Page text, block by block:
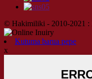
© Hakimiliki - 2010-2021 :
Kutuma barua pepe
x